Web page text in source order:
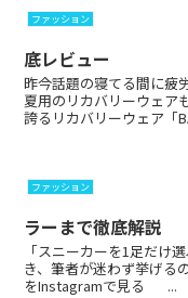
ファッション
底レビュー
昨今話題の寝てる間に疲労
夏用のリカバリーウェアも人気です。 中で
誇るリカバリーウェア「
ファッション
ラーまで徹底解説
「スニーカーを1足だけ
き、筆者が迷わず挙げるのが
をInstagramで見る ...